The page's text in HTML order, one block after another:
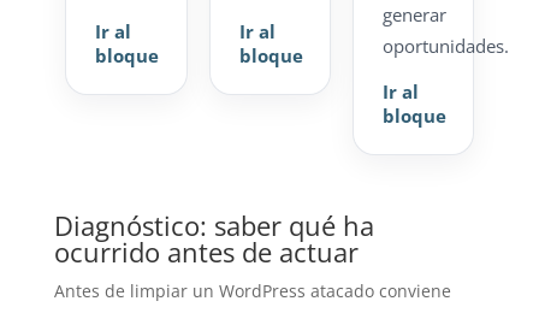
Ir al
bloque
Ir al
bloque
generar
oportunidades.
Ir al
bloque
Diagnóstico: saber qué ha
ocurrido antes de actuar
Antes de limpiar un WordPress atacado conviene